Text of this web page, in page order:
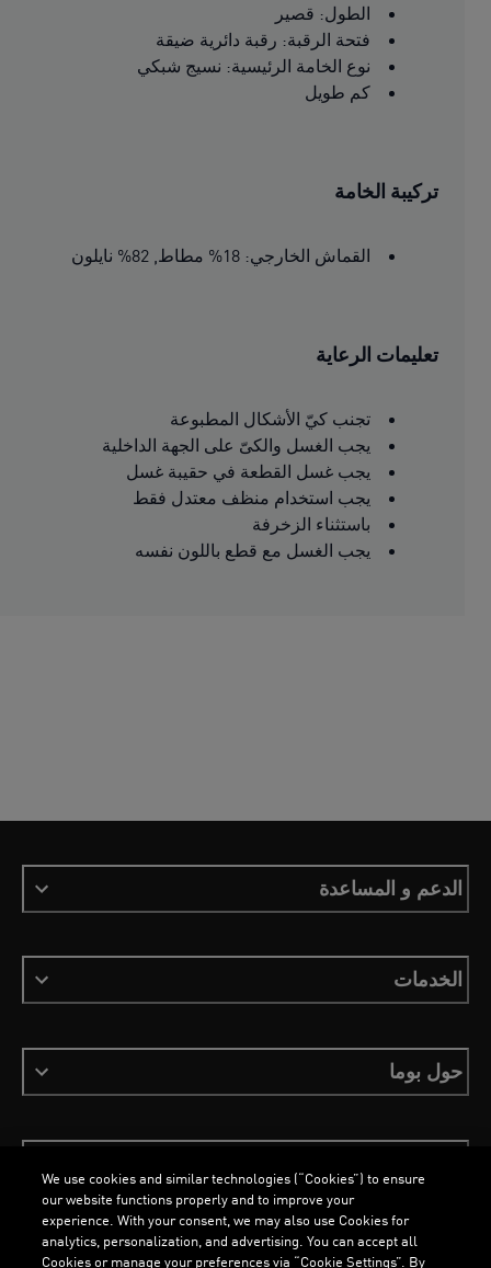
الطول: قصير
فتحة الرقبة: رقبة دائرية ضيقة
نوع الخامة الرئيسية: نسيج شبكي
كم طويل
تركيبة الخامة
القماش الخارجي: 18% مطاط, 82% نايلون
تعليمات الرعاية
تجنب كيّ الأشكال المطبوعة
يجب الغسل والكىّ على الجهة الداخلية
يجب غسل القطعة في حقيبة غسل
يجب استخدام منظف معتدل فقط
باستثناء الزخرفة
يجب الغسل مع قطع باللون نفسه
الدعم و المساعدة
الخدمات
حول بوما
We use cookies and similar technologies (“Cookies”) to ensure
our website functions properly and to improve your
experience. With your consent, we may also use Cookies for
analytics, personalization, and advertising. You can accept all
Cookies or manage your preferences via “Cookie Settings”. By